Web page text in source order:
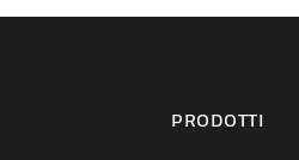
PRODOTTI